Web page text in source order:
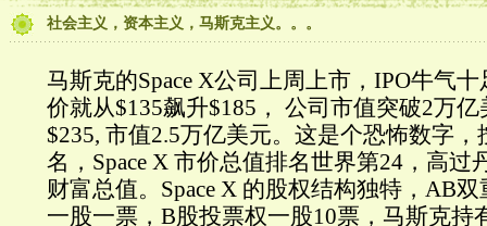
社会主义，资本主义，马斯克主义。。。
马斯克的Space X公司上周上市，IPO牛气
价就从$135飙升$185， 公司市值突破2万
$235, 市值2.5万亿美元。这是个恐怖数字
名，Space X 市价总值排名世界第24，高过
财富总值。Space X 的股权结构独特，AB
一股一票，B股投票权一股10票，马斯克持